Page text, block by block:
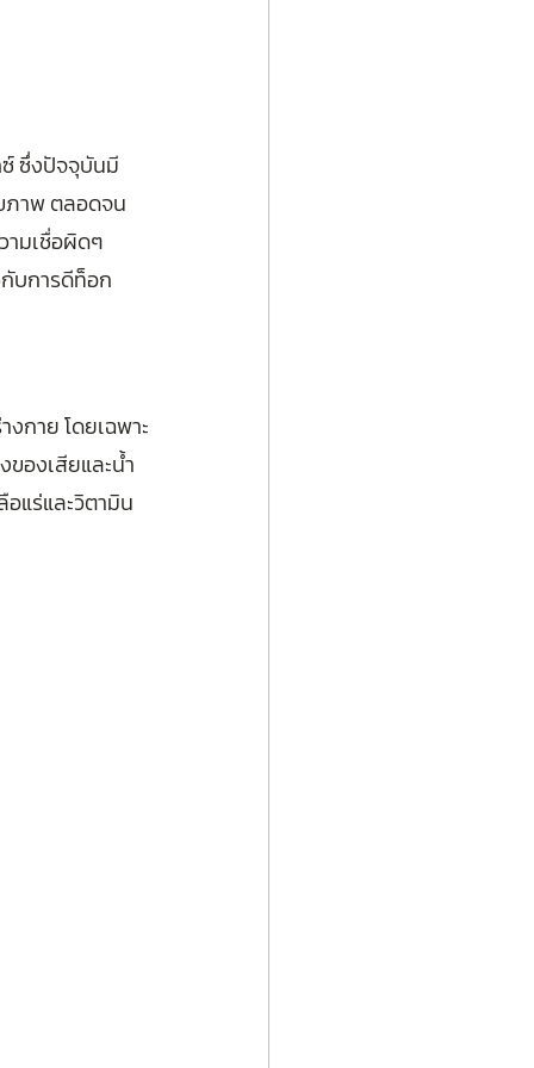
ซึ่งปัจจุบันมี
ภาพ ตลอดจน
ามเชื่อผิดๆ
บการดีท็อก
กาย โดยเฉพาะ
ของเสียและน้ำ
แร่และวิตามิน